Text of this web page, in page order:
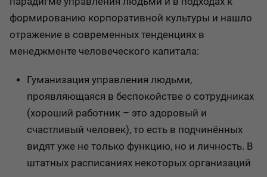
формированию корпоративной культуры и нашло
отражение в современных тенденциях в
менеджменте человеческого капитала:
Гуманизация управления людьми,
проявляющаяся в беспокойстве о сотрудниках
(хороший работник – это здоровый и
счастливый человек), то есть в подчинённых
видят уже не только функцию, но и личность. В
штатных расписаниях некоторых организаций